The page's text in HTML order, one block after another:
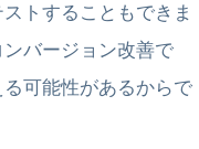
トすることもできま
バージョン改善で
可能性があるからで